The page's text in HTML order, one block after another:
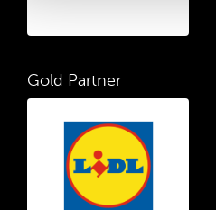
Gold Partner